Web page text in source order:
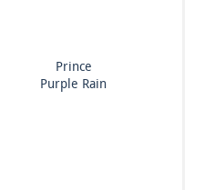
Prince
Purple Rain